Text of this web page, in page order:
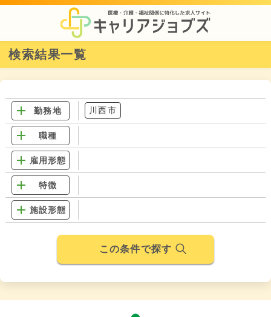
検索結果一覧
勤務地 川西市
職種
雇用形態
特徴
施設形態
この条件で探す